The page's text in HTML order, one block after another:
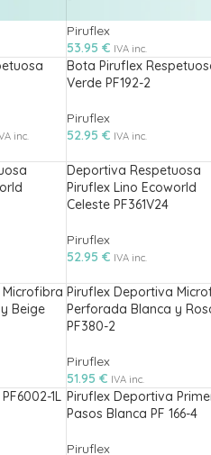
Piruflex
53.95€ IVA inc.
inc.
Bota Piruflex
Verde PF192-2
Piruflex
52.95€ IVA inc.
Deportiva Respetuosa
Piruflex Lino Ecoworld
Celeste PF361V24
Piruflex
52.95€ IVA inc.
Beige
Piruflex Deportiva
Perforada Blanca y
PF380-2
Piruflex
51.95€ IVA inc.
1L Piruflex Deportiva
Pasos Blanca PF 166-4
Piruflex